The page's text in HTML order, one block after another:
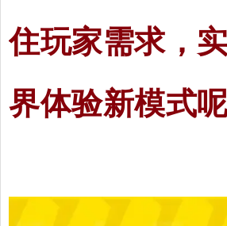
住玩家需求，
界体验新模式